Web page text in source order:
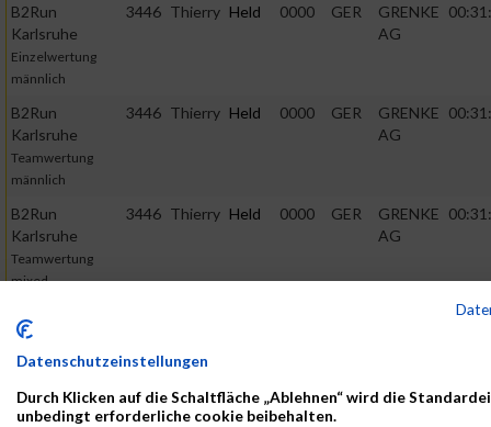
B2Run
Karlsruhe
Einzelwertung
männlich
3446 Thierry Held 0000 GER
GRENKE
AG
B2Run
Karlsruhe
Teamwertung
männlich
3446 Thierry Held 0000 GER
GRENKE
AG
B2Run
Karlsruhe
Teamwertung
mixed
3446 Thierry Held 0000 GER
GRENKE
AG
2016
First
B2Run
2891 Thierry Held 0000 GER
Datenschutzeinstellungen
Durch Klicken auf die Schaltfläche „Ablehnen“ wird die
unbedingt erforderliche cookie beibehalten.